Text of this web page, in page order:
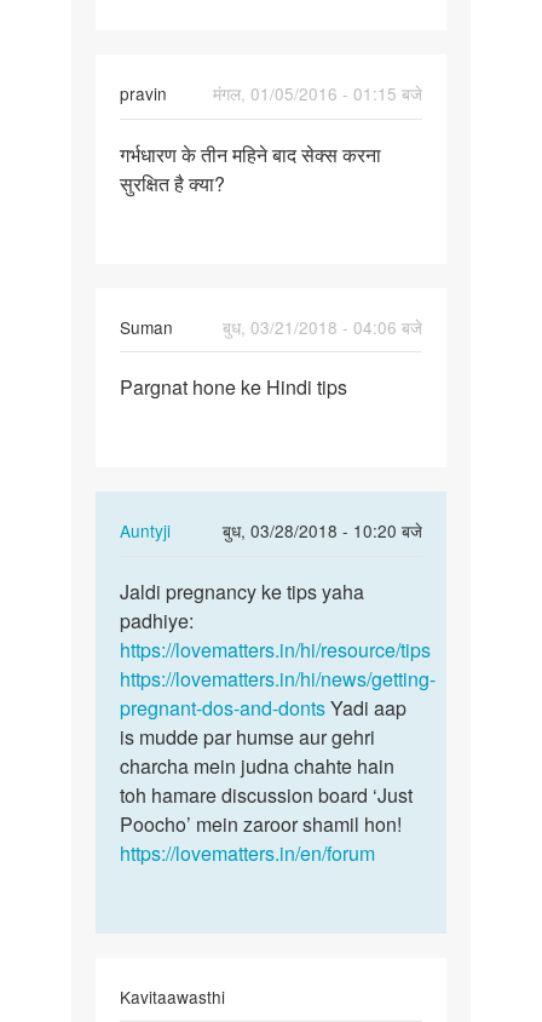
pravin
मंगल, 01/05/2016 - 01:15 बजे
गर्भधारण
के
गर्भधारण के तीन महिने बाद सेक्स करना
सुरक्षित है क्या?
Suman
बुध, 03/21/2018 - 04:06 बजे
Pargnat
Pargnat hone ke Hindi tips
Auntyji
बुध, 03/28/2018 - 10:20 बजे
In
to
Pargnat
hone
ke
Hindi
tips
by
Suman
Jaldi
pregnancy
ke
tips
yaha…
Jaldi pregnancy ke tips yaha
padhiye:
https://lovematters.in/hi/resource/tips
https://lovematters.in/hi/news/getting-
pregnant-dos-and-dontsYadi aap
is mudde par humse aur gehri
charcha mein judna chahte hain
toh hamare discussion board ‘Just
Poocho’ mein zaroor shamil hon!
https://lovematters.in/en/forum
Kavitaawasthi